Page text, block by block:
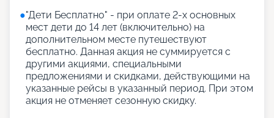
●"Дети Бесплатно" - при оплате 2-х основных
мест дети до 14 лет (включительно) на
дополнительном месте путешествуют
бесплатно. Данная акция не суммируется с
другими акциями, специальными
предложениями и скидками, действующими на
указанные рейсы в указанный период. При этом
акция не отменяет сезонную скидку.